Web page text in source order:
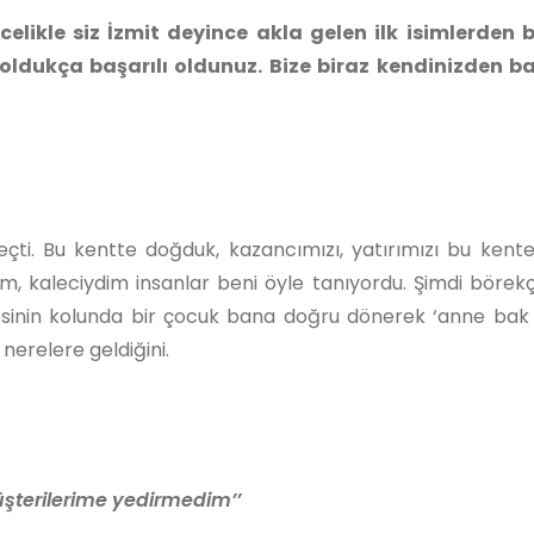
siz İzmit deyince akla gelen ilk isimlerden
başarılı oldunuz. Bize biraz kendinizden
Bu kentte doğduk, kazancımızı, yatırımızı bu
kaleciydim insanlar beni öyle tanıyordu. Şimdi
kolunda bir çocuk bana doğru dönerek ‘anne
nerelere geldiğini.
yedirmedim’’